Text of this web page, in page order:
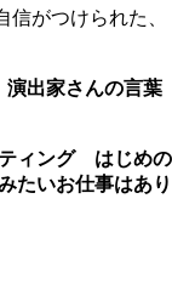
がつけられた、
出家さんの言葉
ティング はじめの
たいお仕事はあり